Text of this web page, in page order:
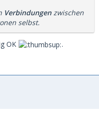
Verbindungen zwischen
selbst.
OK
.